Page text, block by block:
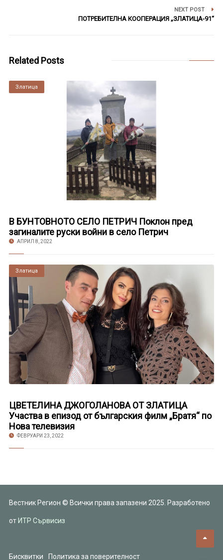
NEXT POST
ПОТРЕБИТЕЛНА КООПЕРАЦИЯ „ЗЛАТИЦА-91“
Related Posts
Златица
В БУНТОВНОТО СЕЛО ПЕТРИЧ Поклон пред
загиналите руски войни в село Петрич
АПРИЛ 8, 2022
Златица
ЦВЕТЕЛИНА ДЖОГОЛАНОВА ОТ ЗЛАТИЦА
Участва в епизод от българския филм „Братя“ по
Нова телевизия
ФЕВРУАРИ 23, 2022
Вестник Регион © Всички права запазени 2025. Разработено
от ИТР Сървисиз
Бисквитки Политика за поверителност